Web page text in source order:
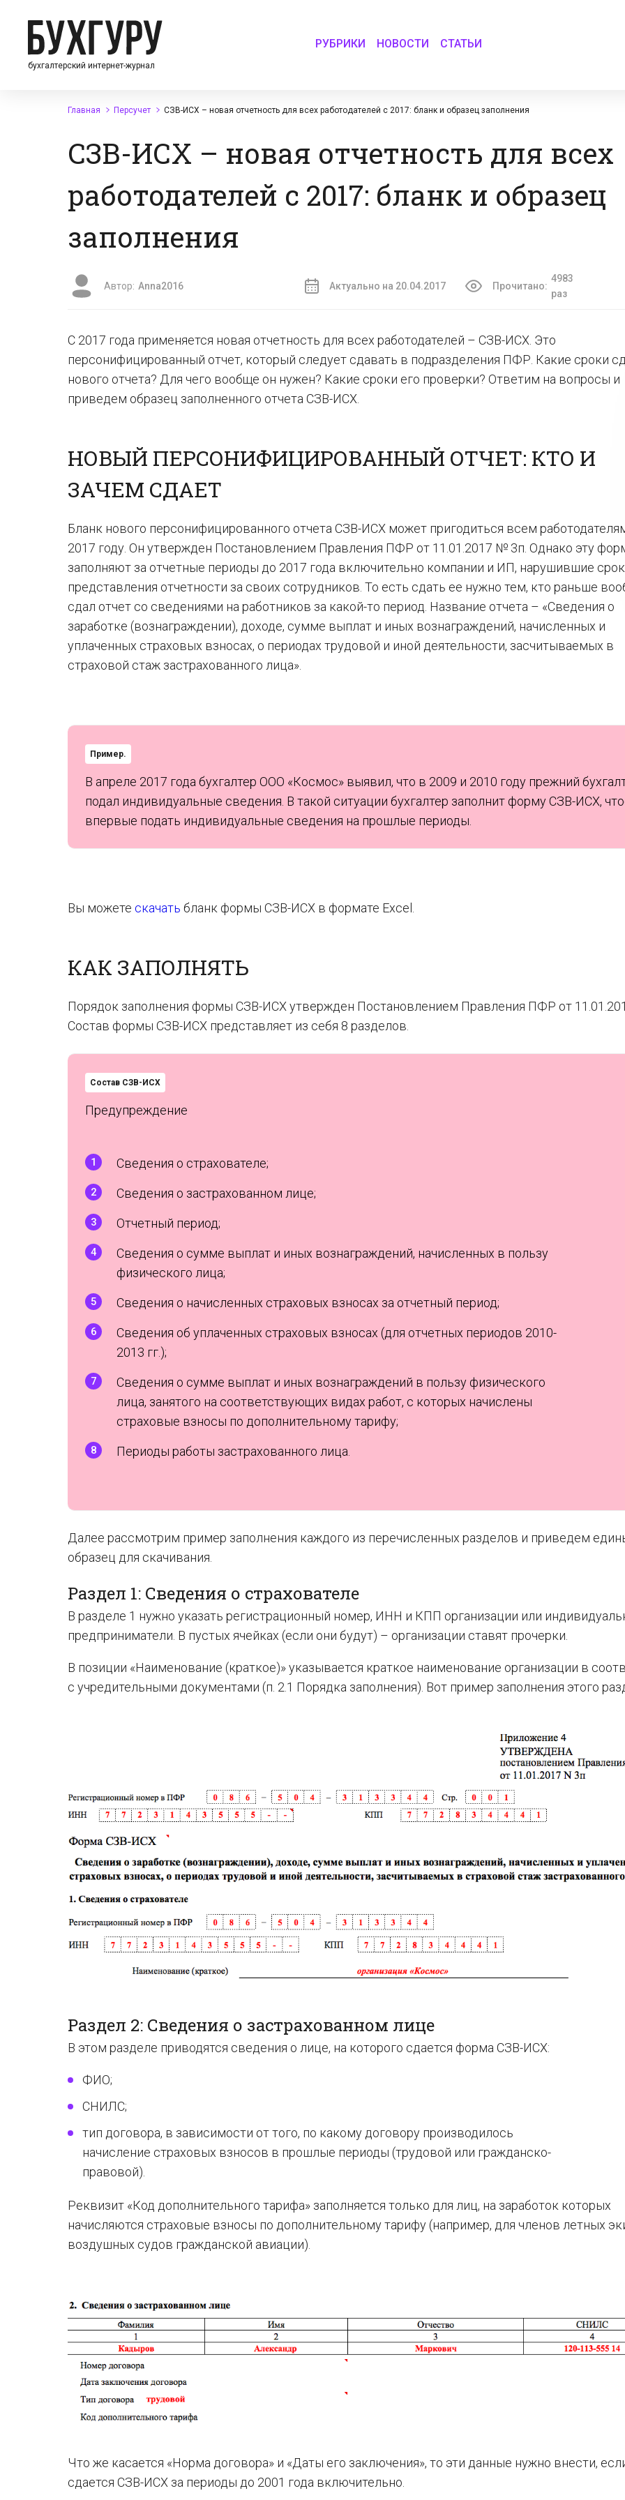
бухгалтерский интернет-журнал
РУБРИКИ НОВОСТИ СТАТЬИ
Главная Персучет СЗВ-ИСХ – новая отчетность для всех работодателей с 2017: бланк и образец заполнения
СЗВ-ИСХ – новая отчетность для всех
работодателей с 2017: бланк и образец
заполнения
Автор: Anna2016 Актуально на 20.04.2017 Прочитано:
4983
раз
С 2017 года применяется новая отчетность для всех работодателей – СЗВ-ИСХ. Это
персонифицированный отчет, который следует сдавать в подразделения ПФР. Какие сроки
нового отчета? Для чего вообще он нужен? Какие сроки его проверки? Ответим на вопросы и
приведем образец заполненного отчета СЗВ-ИСХ.
НОВЫЙ ПЕРСОНИФИЦИРОВАННЫЙ ОТЧЕТ: КТО И
ЗАЧЕМ СДАЕТ
Бланк нового персонифицированного отчета СЗВ-ИСХ может пригодиться всем
2017 году. Он утвержден Постановлением Правления ПФР от 11.01.2017 № 3п. Однако эту
заполняют за отчетные периоды до 2017 года включительно компании и ИП, нарушившие
представления отчетности за своих сотрудников. То есть сдать ее нужно тем, кто раньше
сдал отчет со сведениями на работников за какой-то период. Название отчета – «Сведения о
заработке (вознаграждении), доходе, сумме выплат и иных вознаграждений, начисленных и
уплаченных страховых взносах, о периодах трудовой и иной деятельности, засчитываемых в
страховой стаж застрахованного лица».
Пример.
В апреле 2017 года бухгалтер ООО «Космос» выявил, что в 2009 и 2010 году прежний
подал индивидуальные сведения. В такой ситуации бухгалтер заполнит форму СЗВ-ИСХ,
впервые подать индивидуальные сведения на прошлые периоды.
Вы можете скачать бланк формы СЗВ-ИСХ в формате Excel.
КАК ЗАПОЛНЯТЬ
Порядок заполнения формы СЗВ-ИСХ утвержден Постановлением Правления ПФР от
Состав формы СЗВ-ИСХ представляет из себя 8 разделов.
Состав СЗВ-ИСХ
Предупреждение
Сведения о страхователе;
Сведения о застрахованном лице;
Отчетный период;
Сведения о сумме выплат и иных вознаграждений, начисленных в пользу
физического лица;
Сведения о начисленных страховых взносах за отчетный период;
Сведения об уплаченных страховых взносах (для отчетных периодов 2010-
2013 гг.);
Сведения о сумме выплат и иных вознаграждений в пользу физического
лица, занятого на соответствующих видах работ, с которых начислены
страховые взносы по дополнительному тарифу;
Периоды работы застрахованного лица.
Далее рассмотрим пример заполнения каждого из перечисленных разделов и приведем
образец для скачивания.
Раздел 1: Сведения о страхователе
В разделе 1 нужно указать регистрационный номер, ИНН и КПП организации или
предприниматели. В пустых ячейках (если они будут) – организации ставят прочерки.
В позиции «Наименование (краткое)» указывается краткое наименование организации в
с учредительными документами (п. 2.1 Порядка заполнения). Вот пример заполнения этого
Раздел 2: Сведения о застрахованном лице
В этом разделе приводятся сведения о лице, на которого сдается форма СЗВ-ИСХ:
ФИО;
СНИЛС;
тип договора, в зависимости от того, по какому договору производилось
начисление страховых взносов в прошлые периоды (трудовой или гражданско-
правовой).
Реквизит «Код дополнительного тарифа» заполняется только для лиц, на заработок которых
начисляются страховые взносы по дополнительному тарифу (например, для членов летных
воздушных судов гражданской авиации).
Что же касается «Норма договора» и «Даты его заключения», то эти данные нужно внести,
сдается СЗВ-ИСХ за периоды до 2001 года включительно.